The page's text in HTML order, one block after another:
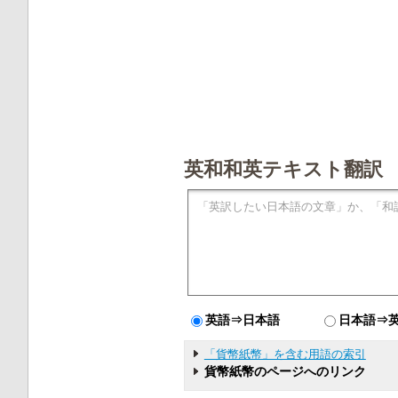
英和和英テキスト翻訳
英語⇒日本語 日本語⇒
「貨幣紙幣」を含む用語の索引
貨幣紙幣のページへのリンク